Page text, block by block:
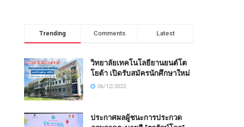
Trending Comments Latest
วิทยาลัยเทคโนโลยียานยนต์โต
โยต้า เปิดรับสมัครนักศึกษาใหม่
06/12/2022
ประกาศผลผู้ชนะการประกวด